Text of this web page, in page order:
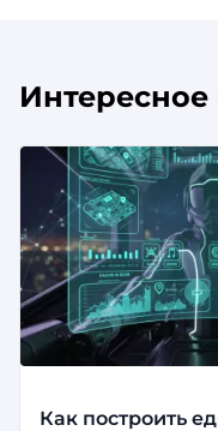
Интересное
Как построить